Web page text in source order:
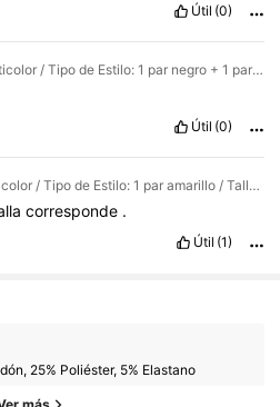
Útil (0)
Color: Multicolor / Tipo de Estilo: 1 par negro + 1 par blanco + 1 par caqui / Talla: 36-39
Útil (0)
Color: Multicolor / Tipo de Estilo: 1 par amarillo / Talla: 36-39
corresponde .
Útil (1)
25% Poliéster, 5% Elastano